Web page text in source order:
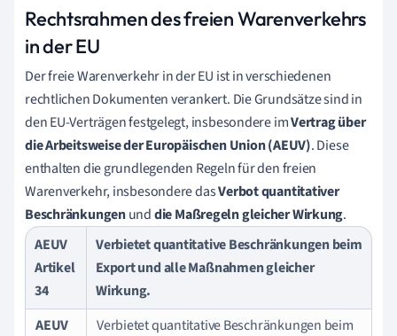
Rechtsrahmen des freien Warenverkehrs
in der EU
Der freie Warenverkehr in der EU ist in verschiedenen
rechtlichen Dokumenten verankert. Die Grundsätze sind in
den EU-Verträgen festgelegt, insbesondere imVertrag über
die Arbeitsweise der Europäischen Union (AEUV). Diese
enthalten die grundlegenden Regeln für den freien
Warenverkehr, insbesondere dasVerbot quantitativer
Beschränkungenunddie Maßregeln gleicher Wirkung.
AEUV
Artikel
34
Verbietet quantitative Beschränkungen beim
Export und alle Maßnahmen gleicher
Wirkung.
AEUV
Verbietet quantitative Beschränkungen beim